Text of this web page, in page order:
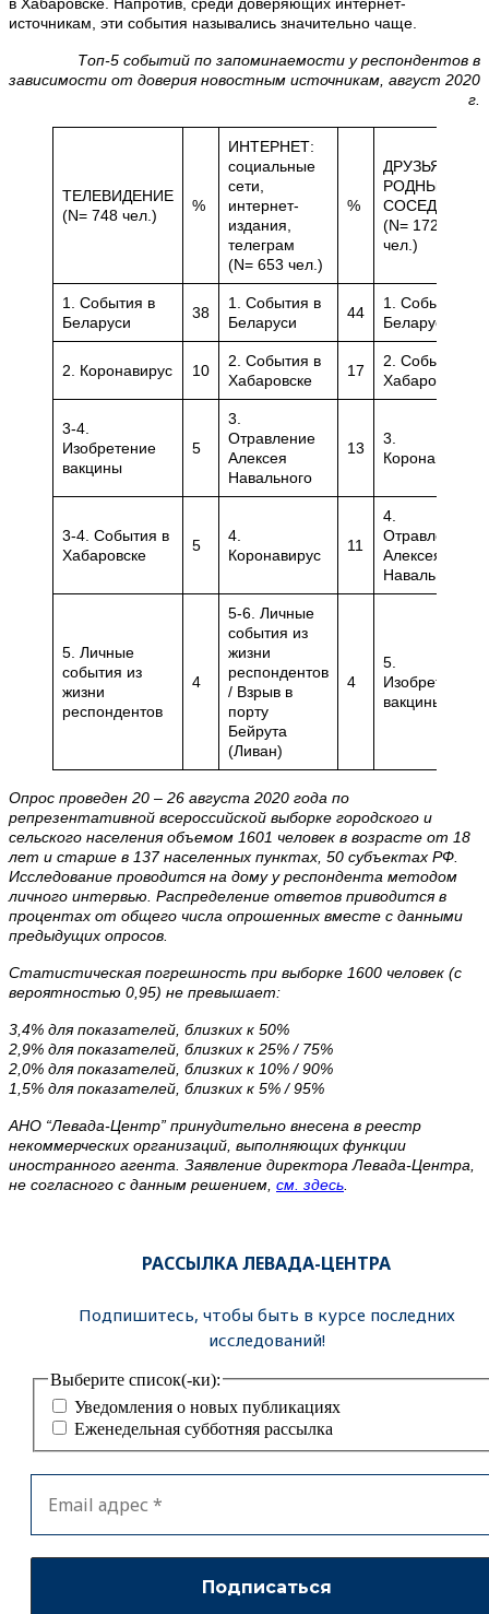
источникам, эти события назывались значительно чаще.
Топ-5 событий по запоминаемости у респондентов в
зависимости от доверия новостным источникам, август 2020
г.
ТЕЛЕВИДЕНИЕ
(N= 748 чел.)
%
ИНТЕРНЕТ:
социальные
сети,
интернет-
издания,
телеграм
(N= 653 чел.)
%
ДРУЗЬЯ,
РОДНЫЕ,
СОСЕДИ
(N= 172
чел.)
1. События в
Беларуси
38
1. События в
Беларуси
44
1. События в
Беларуси
2. Коронавирус 10
2. События в
Хабаровске
17
2. События в
Хабаровске
3-4.
Изобретение
вакцины
5
3.
Отравление
Алексея
Навального
13
3.
Коронавирус
3-4. События в
Хабаровске
5
4.
Коронавирус
11
4.
Отравление
Алексея
Навального
5. Личные
события из
жизни
респондентов
4
5-6. Личные
события из
жизни
респондентов
/ Взрыв в
порту
Бейрута
(Ливан)
4
5.
Изобретение
вакцины
Опрос проведен 20 – 26 августа 2020 года по
репрезентативной всероссийской выборке городского и
сельского населения объемом 1601 человек в возрасте от 18
лет и старше в 137 населенных пунктах, 50 субъектах РФ.
Исследование проводится на дому у респондента методом
личного интервью. Распределение ответов приводится в
процентах от общего числа опрошенных вместе с данными
предыдущих опросов.
Статистическая погрешность при выборке 1600 человек (с
вероятностью 0,95) не превышает:
3,4% для показателей, близких к 50%
2,9% для показателей, близких к 25% / 75%
2,0% для показателей, близких к 10% / 90%
1,5% для показателей, близких к 5% / 95%
АНО “Левада-Центр” принудительно внесена в реестр
некоммерческих организаций, выполняющих функции
иностранного агента. Заявление директора Левада-Центра,
не согласного с данным решением, см. здесь
РАССЫЛКА ЛЕВАДА-ЦЕНТРА
Подпишитесь, чтобы быть в курсе последних
исследований!
Выберите список(-ки):
Уведомления о новых публикациях
Еженедельная субботняя рассылка